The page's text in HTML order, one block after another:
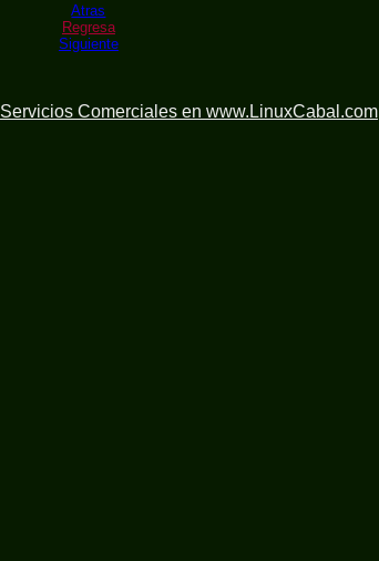
Atras
Regresa
Siguiente
Servicios Comerciales en www.LinuxCabal.com